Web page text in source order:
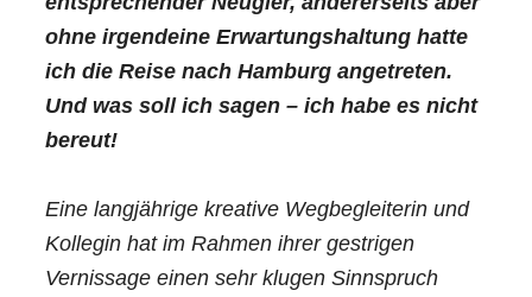
ohne irgendeine Erwartungshaltung hatte
ich die Reise nach Hamburg angetreten.
Und was soll ich sagen – ich habe es nicht
bereut!
Eine langjährige kreative Wegbegleiterin und
Kollegin hat im Rahmen ihrer gestrigen
Vernissage einen sehr klugen Sinnspruch